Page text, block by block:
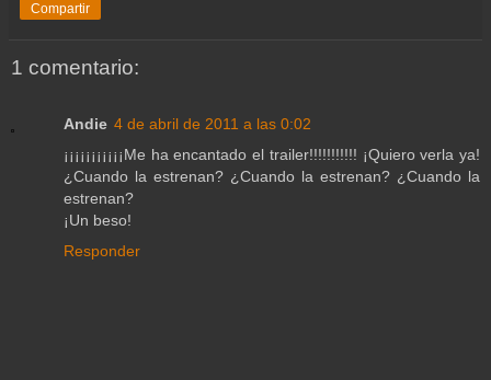
Compartir
1 comentario:
Andie 4 de abril de 2011 a las 0:02
¡¡¡¡¡¡¡¡¡¡¡Me ha encantado el trailer!!!!!!!!!!! ¡Quiero verla ya!
¿Cuando la estrenan? ¿Cuando la estrenan? ¿Cuando la
estrenan?
¡Un beso!
Responder